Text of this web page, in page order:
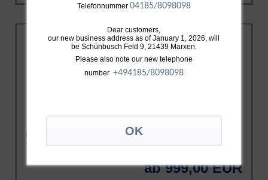
BMW 135i 235i 335i 435i 535i X3 X4 X5 X6 N55 -
> 450PS
ab 999,00 EUR
Telefonnummer 04185/8098098
Dear customers,
our new business address as of January 1, 2026, will
be Schünbusch Feld 9, 21439 Marxen.
Please also note our new telephone
number +494185/8098098